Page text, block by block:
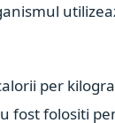
per
fost folositi